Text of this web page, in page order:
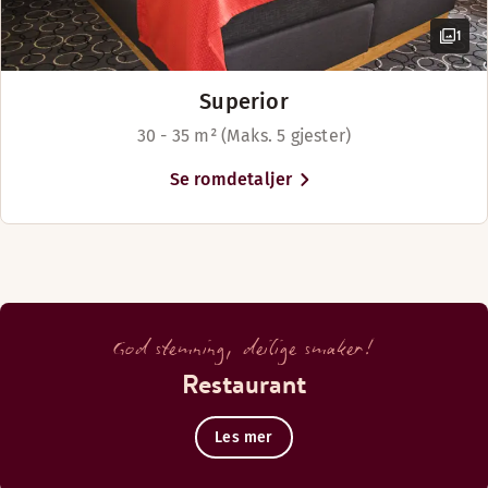
1
Superior
30 - 35 m² (Maks. 5 gjester)
Se romdetaljer
God stemning, deilige smaker!
Restaurant
Les mer